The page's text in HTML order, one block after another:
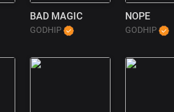
BAD MAGIC
GODHIP
NOPE
GODHIP